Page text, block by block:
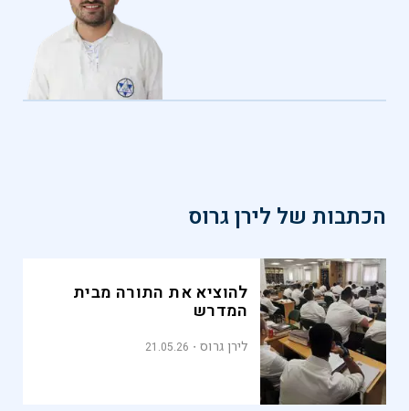
הכתבות של לירן גרוס
להוציא את התורה מבית
המדרש
לירן גרוס 21.05.26